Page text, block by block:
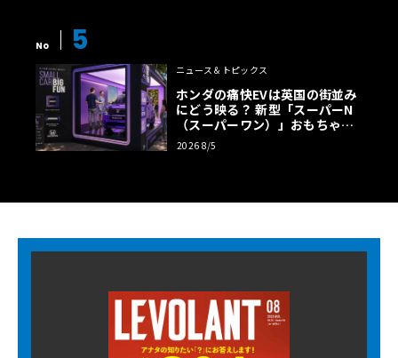
No 5
ニュース＆トピックス
ホンダの痛快EVは英国の街並み
にどう映る？ 新型「スーパーN
（スーパーワン）」おもちゃ箱
ツアーの全貌
2026 8/5